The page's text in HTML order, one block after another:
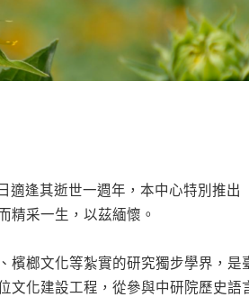
適逢其逝世一週年，本中心特別推出
精采一生，以茲緬懷。
檳榔文化等紮實的研究獨步學界，是
文化建設工程，從參與中研院歷史語